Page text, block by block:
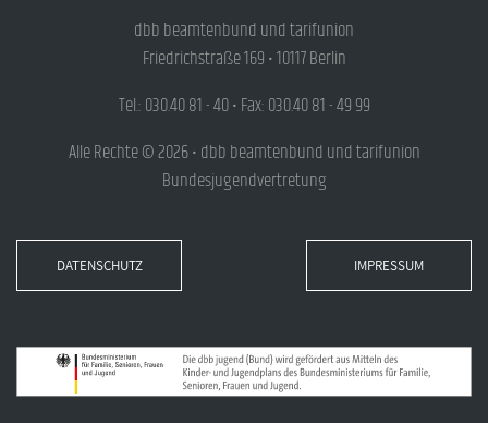
dbb beamtenbund und tarifunion
Friedrichstraße 169 • 10117 Berlin
Tel.: 030.40 81 - 40 • Fax: 030.40 81 - 49 99
Alle Rechte © 2026 • dbb beamtenbund und tarifunion
Bundesjugendvertretung
DATENSCHUTZ IMPRESSUM